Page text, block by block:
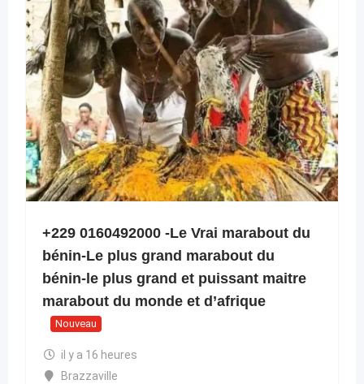
+229 0160492000 -Le Vrai marabout du
bénin-Le plus grand marabout du
bénin-le plus grand et puissant maitre
marabout du monde et d’afrique
Nouveau
il y a 16 heures
Brazzaville